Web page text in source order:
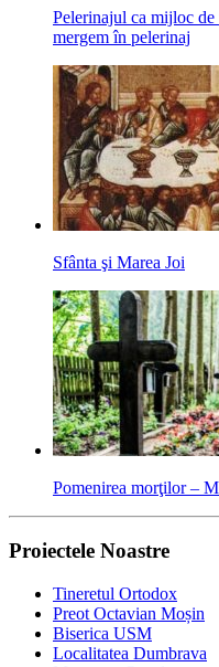
Pelerinajul ca mijloc de
mergem în pelerinaj
Sfânta şi Marea Joi
Pomenirea morţilor –
Proiectele Noastre
Tineretul Ortodox
Preot Octavian Moșin
Biserica USM
Localitatea Dumbrava